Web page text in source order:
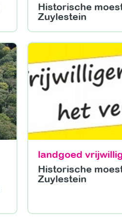
Historische
Zuylestein
landgoed
Historische
Zuylestein